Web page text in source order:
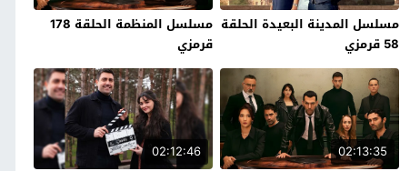
مسلسل المدينة البعيدة الحلقة
58 قرمزي
مسلسل المنظمة الحلقة 178
قرمزي
02:13:35
02:12:46